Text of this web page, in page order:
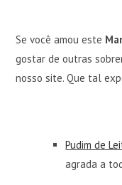
Se você amou este
gostar de outras
nosso site. Que tal
Pudim de
agrada a